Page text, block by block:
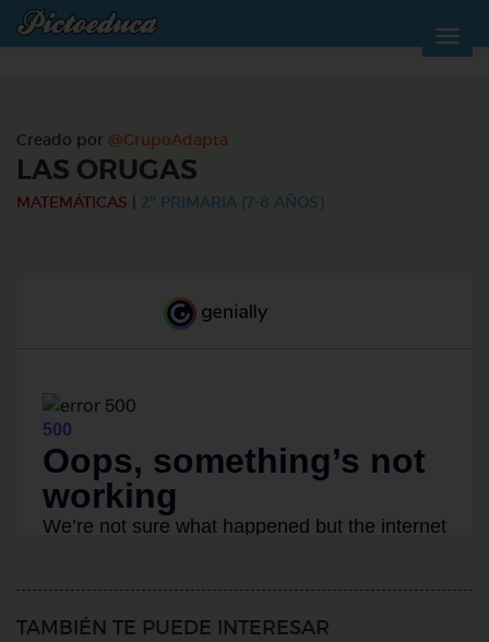
Creado por @GrupoAdapta
LAS ORUGAS
MATEMÁTICAS 2º PRIMARIA (7-8 AÑOS)
TAMBIÉN TE PUEDE INTERESAR